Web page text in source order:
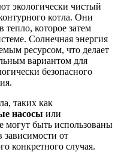
экологически чистый
котла. Они
тепло, которое затем
Солнечная энергия
ресурсом, что делает
вариантом для
безопасного
таких как
насосы или
могут быть использованы
зависимости от
конкретного случая.